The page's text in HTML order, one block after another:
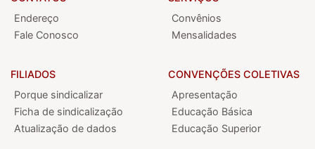
Endereço
Fale Conosco
Convênios
Mensalidades
FILIADOS
Porque sindicalizar
Ficha de sindicalização
Atualização de dados
CONVENÇÕES COLETIVAS
Apresentação
Educação Básica
Educação Superior